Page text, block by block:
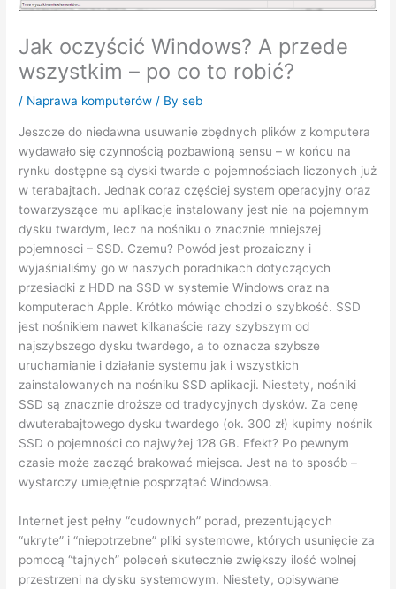
Jak oczyścić Windows? A przede
wszystkim – po co to robić?
/ Naprawa komputerów / Byseb
Jeszcze do niedawna usuwanie zbędnych plików z komputera
wydawało się czynnością pozbawioną sensu – w końcu na
rynku dostępne są dyski twarde o pojemnościach liczonych już
w terabajtach. Jednak coraz częściej system operacyjny oraz
towarzyszące mu aplikacje instalowany jest nie na pojemnym
dysku twardym, lecz na nośniku o znacznie mniejszej
pojemnosci – SSD. Czemu? Powód jest prozaiczny i
wyjaśnialiśmy go w naszych poradnikach dotyczących
przesiadki z HDD na SSD w systemie Windows oraz na
komputerach Apple. Krótko mówiąc chodzi o szybkość. SSD
jest nośnikiem nawet kilkanaście razy szybszym od
najszybszego dysku twardego, a to oznacza szybsze
uruchamianie i działanie systemu jak i wszystkich
zainstalowanych na nośniku SSD aplikacji. Niestety, nośniki
SSD są znacznie droższe od tradycyjnych dysków. Za cenę
dwuterabajtowego dysku twardego (ok. 300 zł) kupimy nośnik
SSD o pojemności co najwyżej 128 GB. Efekt? Po pewnym
czasie może zacząć brakować miejsca. Jest na to sposób –
wystarczy umiejętnie posprzątać Windowsa.
Internet jest pełny “cudownych” porad, prezentujących
“ukryte” i “niepotrzebne” pliki systemowe, których usunięcie za
pomocą “tajnych” poleceń skutecznie zwiększy ilość wolnej
przestrzeni na dysku systemowym. Niestety, opisywane